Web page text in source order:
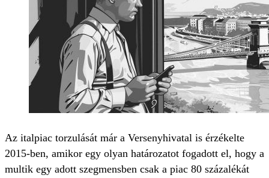
Az italpiac torzulását már a Versenyhivatal is érzékelte
2015-ben, amikor egy olyan határozatot fogadott el, hogy a
multik egy adott szegmensben csak a piac 80 százalékát